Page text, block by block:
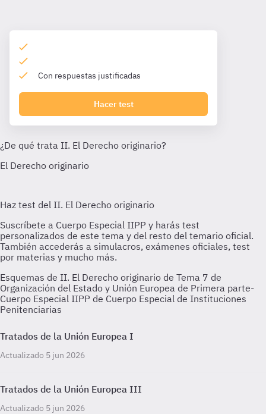
Con respuestas justificadas
Hacer test
Esquemas de II. El Derecho originario de Tema 7 de
Organización del Estado y Unión Europea de Primera parte-
Cuerpo Especial IIPP de Cuerpo Especial de Instituciones
Penitenciarias
Tratados de la Unión Europea I
Actualizado 5 jun 2026
Tratados de la Unión Europea III
Actualizado 5 jun 2026